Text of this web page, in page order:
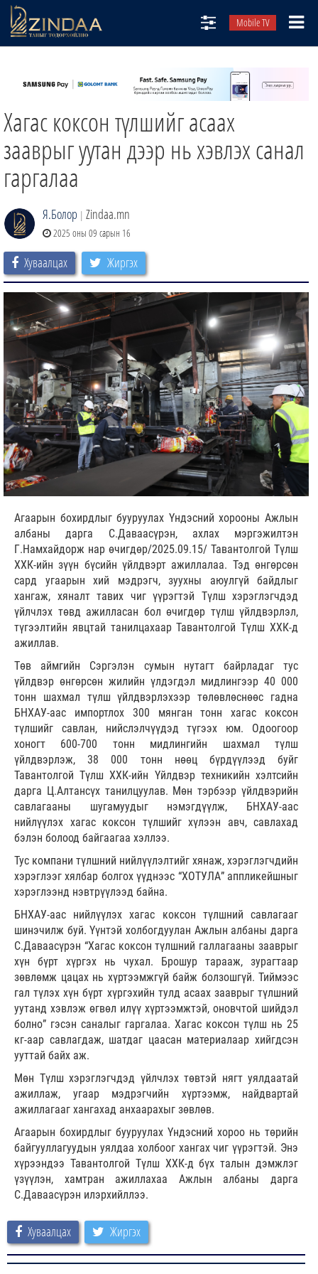
Mobile TV
ТВ8
ӨГЛӨӨНИЙ СОНИН
ЗИНДАА СЭТГҮҮЛ
Хагас коксон түлшийг асаах
зааврыг уутан дээр нь хэвлэх санал
гаргалаа
Я.Болор | Zindaa.mn
2025 оны 09 сарын 16
Хуваалцах Жиргэх
Агаарын бохирдлыг бууруулах Үндэсний хорооны Ажлын
албаны дарга С.Даваасүрэн, ахлах мэргэжилтэн
Г.Намхайдорж нар өчигдөр/2025.09.15/ Тавантолгой Түлш
ХХК-ийн зүүн бүсийн үйлдвэрт ажиллалаа. Тэд өнгөрсөн
сард угаарын хий мэдрэгч, зуухны аюулгүй байдлыг
хангаж, хяналт тавих чиг үүрэгтэй Түлш хэрэглэгчдэд
үйлчлэх төвд ажилласан бол өчигдөр түлш үйлдвэрлэл,
түгээлтийн явцтай танилцахаар Тавантолгой Түлш ХХК-д
ажиллав.
Төв аймгийн Сэргэлэн сумын нутагт байрладаг тус
үйлдвэр өнгөрсөн жилийн үлдэгдэл мидлингээр 40 000
тонн шахмал түлш үйлдвэрлэхээр төлөвлөснөөс гадна
БНХАУ-аас импортлох 300 мянган тонн хагас коксон
түлшийг савлан, нийслэлчүүдэд түгээх юм. Одоогоор
хоногт 600-700 тонн мидлингийн шахмал түлш
үйлдвэрлэж, 38 000 тонн нөөц бүрдүүлээд буйг
Тавантолгой Түлш ХХК-ийн Үйлдвэр техникийн хэлтсийн
дарга Ц.Алтансүх танилцуулав. Мөн тэрбээр үйлдвэрийн
савлагааны шугамуудыг нэмэгдүүлж, БНХАУ-аас
нийлүүлэх хагас коксон түлшийг хүлээн авч, савлахад
бэлэн болоод байгаагаа хэллээ.
Тус компани түлшний нийлүүлэлтийг хянаж, хэрэглэгчдийн
хэрэглээг хялбар болгох үүднээс “ХОТУЛА” аппликейшныг
хэрэглээнд нэвтрүүлээд байна.
БНХАУ-аас нийлүүлэх хагас коксон түлшний савлагааг
шинэчилж буй. Үүнтэй холбогдуулан Ажлын албаны дарга
С.Даваасүрэн “Хагас коксон түлшний галлагааны зааврыг
хүн бүрт хүргэх нь чухал. Брошур тарааж, зурагтаар
зөвлөмж цацах нь хүртээмжгүй байж болзошгүй. Тиймээс
гал түлэх хүн бүрт хүргэхийн тулд асаах зааврыг түлшний
уутанд хэвлэж өгвөл илүү хүртээмжтэй, оновчтой шийдэл
болно” гэсэн саналыг гаргалаа. Хагас коксон түлш нь 25
кг-аар савлагдаж, шатдаг цаасан материалаар хийгдсэн
ууттай байх аж.
Мөн Түлш хэрэглэгчдэд үйлчлэх төвтэй нягт уялдаатай
ажиллаж, угаар мэдрэгчийн хүртээмж, найдвартай
ажиллагааг хангахад анхаарахыг зөвлөв.
Агаарын бохирдлыг бууруулах Үндэсний хороо нь төрийн
байгууллагуудын уялдаа холбоог хангах чиг үүрэгтэй. Энэ
хүрээндээ Тавантолгой Түлш ХХК-д бүх талын дэмжлэг
үзүүлэн, хамтран ажиллахаа Ажлын албаны дарга
С.Даваасүрэн илэрхийллээ.
Хуваалцах Жиргэх